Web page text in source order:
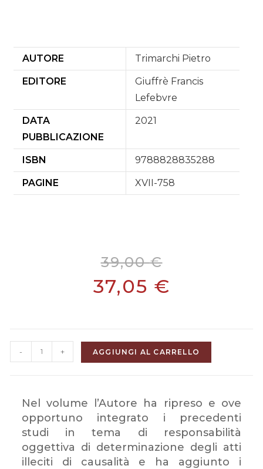
AUTORE Trimarchi Pietro
EDITORE
Giuffrè Francis
Lefebvre
DATA
PUBBLICAZIONE
2021
ISBN 9788828835288
PAGINE XVII-758
39,00€
37,05 €
- + AGGIUNGI AL CARRELLO
Nel volume l’Autore ha ripreso e ove
opportuno integrato i precedenti
studi in tema di responsabilità
oggettiva di determinazione degli atti
illeciti di causalità e ha aggiunto i